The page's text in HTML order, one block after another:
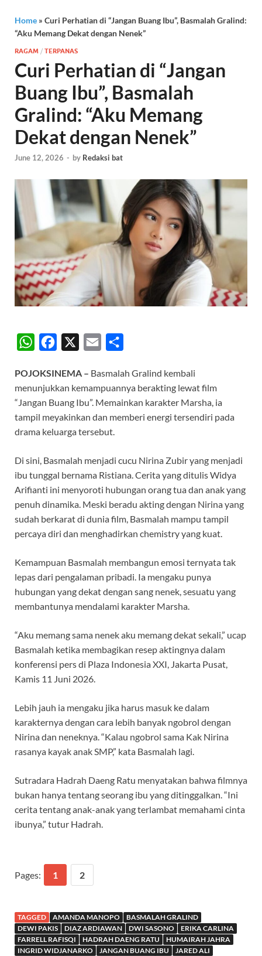
Home » Curi Perhatian di “Jangan Buang Ibu”, Basmalah Gralind:
“Aku Memang Dekat dengan Nenek”
RAGAM / TERPANAS
Curi Perhatian di “Jangan
Buang Ibu”, Basmalah
Gralind: “Aku Memang
Dekat dengan Nenek”
June 12, 2026 - by Redaksi bat
W
a
t
s
A
p
c
e
o
k
a
i
a
r
POJOKSINEMA – Basmalah Gralind kembali
menunjukkan kemampuannya berakting lewat film
“Jangan Buang Ibu”. Memainkan karakter Marsha, ia
tampil meyakinkan dan memberi energi tersendiri pada
drama keluarga tersebut.
Di sini, Basmalah menjadi cucu Nirina Zubir yang menjadi
ibu tunggal bernama Ristiana. Cerita yang ditulis Widya
Arifianti ini menyoroti hubungan orang tua dan anak yang
penuh dinamika. Meski beradu akting dengan Nirina yang
sudah berkarat di dunia film, Basmalah mampu tampil
percaya diri dan menghadirkan chemistry yang kuat.
Kemampuan Basmalah membangun emosi ternyata tak
lepas dari pengalaman pribadi. Ia mengaku punya
hubungan yang dekat dengan sang nenek, sesuatu yang
membantunya mendalami karakter Marsha.
“Aku memang sama nenek aku memang dekat sekali,” ucap
Basmalah ketika membagikan resep aktingnya dalam
konferensi pers di Plaza Indonesia XXI, Jakarta Pusat,
Kamis 11 Juni 2026.
Lebih jauh ia mengaku jika harus masuk ke dalam
karakternya dengan cara lebih banyak ngobrol dengan
Nirina dan neneknya. “Kalau ngobrol sama Kak Nirina
rasanya kayak anak SMP,” kata Basmalah lagi.
Sutradara Hadrah Daeng Ratu menyatakan bahwa filmnya
bukan hanya tentang seorang ibu yang ditinggalkan. “Ini
cerita tentang anak-anak yang terlambat memahami cinta
ibunya,” tutur Hadrah.
Pages: 1 2
TAGGED AMANDA MANOPO
BASMALAH GRALIND
DEWI PAKIS
DIAZ ARDIAWAN DWI SASONO
ERIKA CARLINA
FARRELL RAFISQI
HADRAH DAENG RATU
HUMAIRAH JAHRA
INGRID WIDJANARKO
JANGAN BUANG IBU
JARED ALI